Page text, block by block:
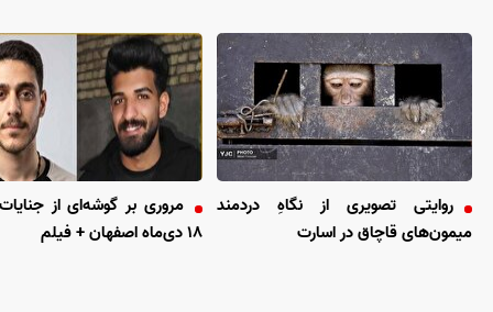
روایتی تصویری از نگاهِ دردمند
میمون‌های قاچاق در اسارت
مروری بر گوشه‌ای از
۱۸ دی‌ماه اصفهان + فیلم